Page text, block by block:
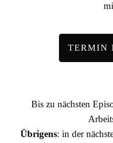
TERMIN
Bis zu nächsten
Übrigens: in der